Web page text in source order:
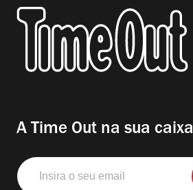
A Time Out na sua
Insira
o